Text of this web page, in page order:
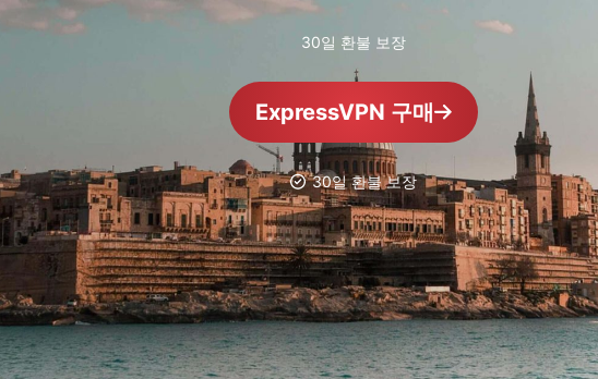
Identity
호, 모니터링,
데이터 삭제
도구 모음입니
다.
30일 환불 보장
ExpressVPN 구매
30일 환불 보장